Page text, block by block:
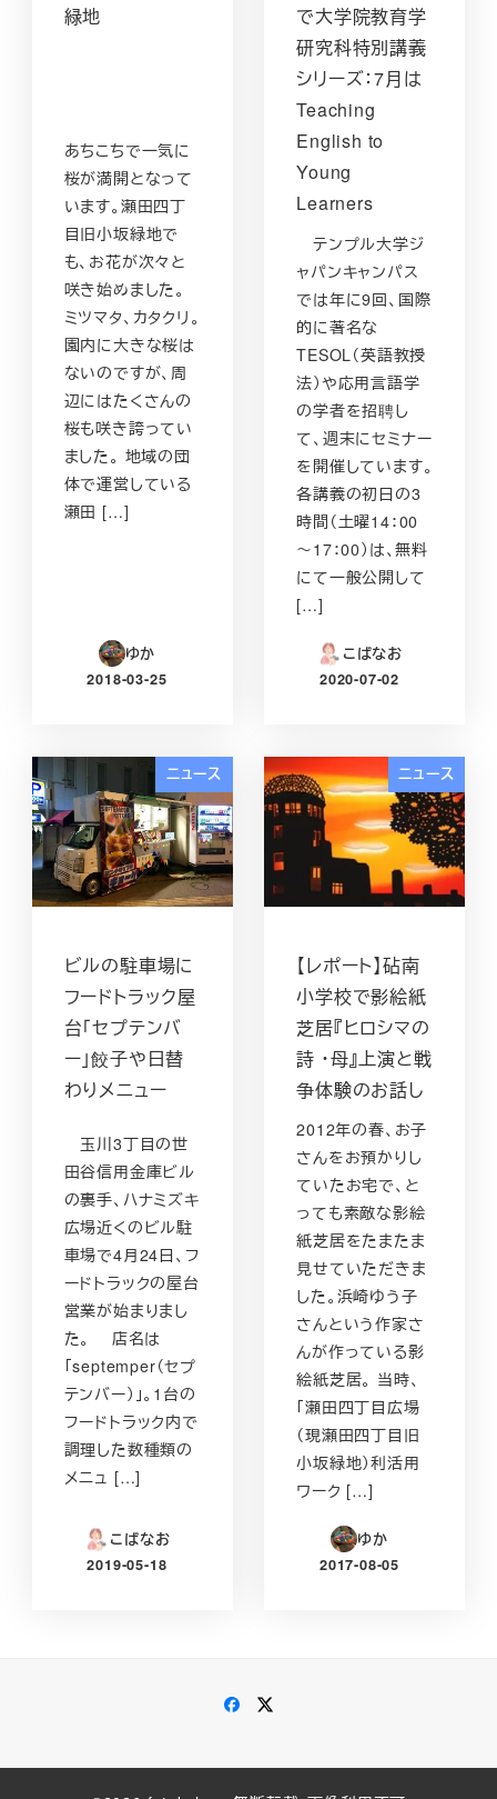
緑地
あちこちで一気に
桜が満開となって
います。瀬田四丁
目旧小坂緑地で
も、お花が次々と
咲き始めました。
ミツマタ、カタクリ。
園内に大きな桜は
ないのですが、周
辺にはたくさんの
桜も咲き誇ってい
ました。 地域の団
体で運営している
瀬田 […]
ゆか
投稿日
2018-03-25
で大学院教育学
研究科特別講義
シリーズ：7月は
Teaching
English to
Young
Learners
テンプル大学ジ
ャパンキャンパス
では年に9回、国際
的に著名な
TESOL（英語教授
法）や応用言語学
の学者を招聘し
て、週末にセミナー
を開催しています。
各講義の初日の3
時間（土曜14：00
～17：00）は、無料
にて一般公開して
[…]
こばなお
投稿日
2020-07-02
ニュース
ビルの駐車場に
フードトラック屋
台「セプテンバ
ー」餃子や日替
わりメニュー
玉川3丁目の世
田谷信用金庫ビル
の裏手、ハナミズキ
広場近くのビル駐
車場で4月24日、フ
ードトラックの屋台
営業が始まりまし
た。 店名は
「septemper（セプ
テンバー）」。1台の
フードトラック内で
調理した数種類の
メニュ […]
こばなお
投稿日
2019-05-18
ニュース
【レポート】砧南
小学校で影絵紙
芝居『ヒロシマの
詩 ・母』上演と戦
争体験のお話し
2012年の春、お子
さんをお預かりし
ていたお宅で、と
っても素敵な影絵
紙芝居をたまたま
見せていただきま
した。浜崎ゆう子
さんという作家さ
んが作っている影
絵紙芝居。 当時、
「瀬田四丁目広場
（現瀬田四丁目旧
小坂緑地）利活用
ワーク […]
ゆか
投稿日
2017-08-05
Facebook